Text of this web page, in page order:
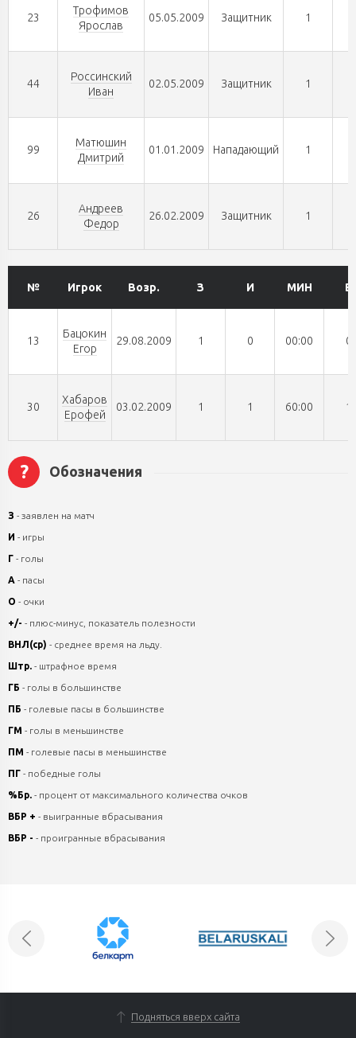
23
Трофимов
Ярослав
05.05.2009 Защитник 1
44
Россинский
Иван
02.05.2009 Защитник 1
99
Матюшин
Дмитрий
01.01.2009 Нападающий 1
26
Андреев
Федор
26.02.2009 Защитник 1
№ Игрок Возр. З И МИН В
13
Бацокин
Егор
29.08.2009 1 0 00:00 0
30
Хабаров
Ерофей
03.02.2009 1 1 60:00 1
? Обозначения
З - заявлен на матч
И - игры
Г - голы
А - пасы
О - очки
+/- - плюс-минус, показатель полезности
ВНЛ(ср) - среднее время на льду.
Штр. - штрафное время
ГБ - голы в большинстве
ПБ - голевые пасы в большинстве
ГМ - голы в меньшинстве
ПМ - голевые пасы в меньшинстве
ПГ - победные голы
%Бр. - процент от максимального количества очков
ВБР + - выигранные вбрасывания
ВБР - - проигранные вбрасывания
Подняться вверх сайта